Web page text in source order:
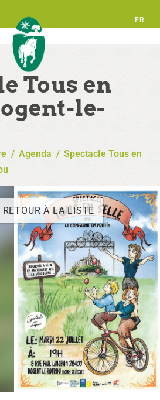
FR
Tous en
le-
/ Agenda / Spectacle Tous en
RETOUR À LA LISTE